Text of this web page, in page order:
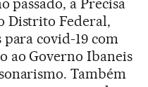
Distrito Federal,
para covid-19 com
ao Governo Ibaneis
Também